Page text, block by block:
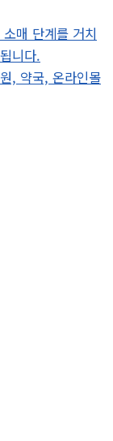
매 단계를 거치
니다.
, 약국, 온라인몰